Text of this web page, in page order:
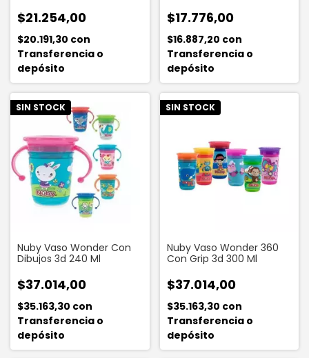
$21.254,00
$20.191,30 con
Transferencia o
depósito
$17.776,00
$16.887,20 con
Transferencia o
depósito
SIN STOCK
Nuby Vaso Wonder Con
Dibujos 3d 240 Ml
$37.014,00
$35.163,30 con
Transferencia o
depósito
SIN STOCK
Nuby Vaso Wonder 360
Con Grip 3d 300 Ml
$37.014,00
$35.163,30 con
Transferencia o
depósito